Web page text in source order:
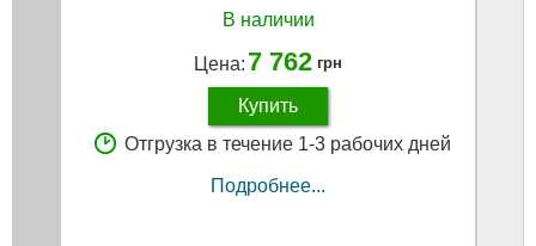
В наличии
Цена: 7 762 грн
Купить
Отгрузка в течение 1-3 рабочих дней
Подробнее...